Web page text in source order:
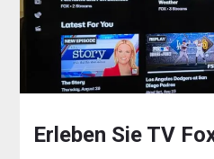
Erleben Sie TV